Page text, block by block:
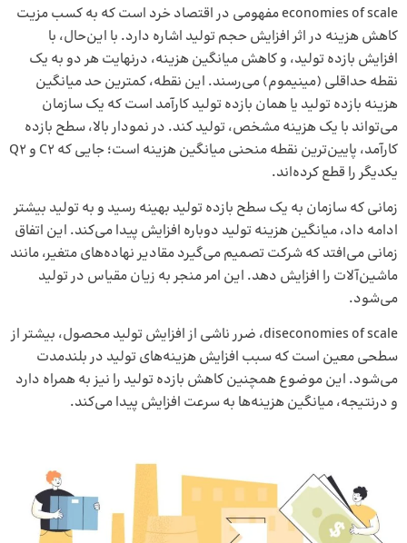
economies of scale مفهومی در اقتصاد خرد است که به کسب مزیت
کاهش هزینه در اثر افزایش حجم تولید اشاره دارد. با این‌حال، با
افزایش بازده تولید، و کاهش میانگین هزینه، درنهایت هر دو به یک
نقطه حداقلی (مینیموم) می‌رسند. این نقطه، کمترین حد میانگین
هزینه بازده تولید یا همان بازده تولید کارآمد است که یک سازمان
می‌تواند با یک هزینه مشخص، تولید کند. در نمودار بالا، سطح بازده
کارآمد، پایین‌ترین نقطه منحنی میانگین هزینه است؛ جایی که C2 و Q2
یکدیگر را قطع کرده‌اند.
زمانی که سازمان به یک سطح بازده تولید بهینه رسید و به تولید بیشتر
ادامه داد، میانگین هزینه تولید دوباره افزایش پیدا می‌کند. این اتفاق
زمانی می‌افتد که شرکت تصمیم می‌گیرد مقادیر نهاده‌های متغیر، مانند
ماشین‌آلات را افزایش دهد. این امر منجر به زیان مقیاس در تولید
می‌شود.
diseconomies of scale، ضرر ناشی از افزایش تولید محصول، بیشتر از
سطحی معین است که سبب افزایش هزینه‌های تولید در بلندمدت
می‌شود. این موضوع همچنین کاهش بازده تولید را نیز به همراه دارد
و درنتیجه، میانگین هزینه‌ها به سرعت افزایش پیدا می‌کند.